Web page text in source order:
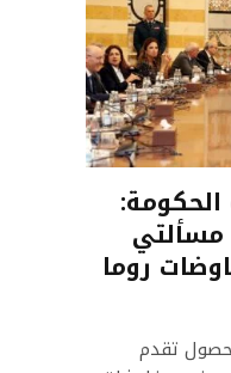
روما
تقدم